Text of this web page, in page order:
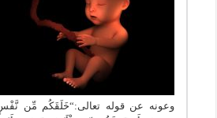
وعونه عن قوله تعالى:“خَلَقَكُم مِّن